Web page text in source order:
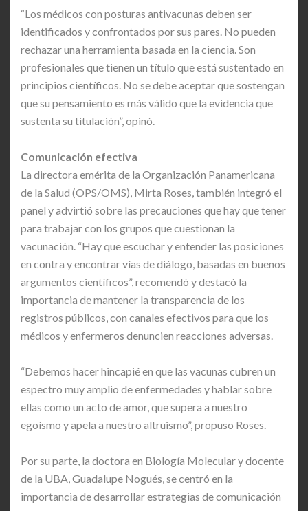
“Los médicos con posturas antivacunas deben ser
identificados y confrontados por sus pares. No pueden
rechazar una herramienta basada en la ciencia. Son
profesionales que tienen un título que está sustentado en
principios científicos. No se debe aceptar que sostengan
que su pensamiento es más válido que la evidencia que
sustenta su titulación”, opinó.
Comunicación efectiva
La directora emérita de la Organización Panamericana
de la Salud (OPS/OMS), Mirta Roses, también integró el
panel y advirtió sobre las precauciones que hay que tener
para trabajar con los grupos que cuestionan la
vacunación. “Hay que escuchar y entender las posiciones
en contra y encontrar vías de diálogo, basadas en buenos
argumentos científicos”, recomendó y destacó la
importancia de mantener la transparencia de los
registros públicos, con canales efectivos para que los
médicos y enfermeros denuncien reacciones adversas.
“Debemos hacer hincapié en que las vacunas cubren un
espectro muy amplio de enfermedades y hablar sobre
ellas como un acto de amor, que supera a nuestro
egoísmo y apela a nuestro altruismo”, propuso Roses.
Por su parte, la doctora en Biología Molecular y docente
de la UBA, Guadalupe Nogués, se centró en la
importancia de desarrollar estrategias de comunicación